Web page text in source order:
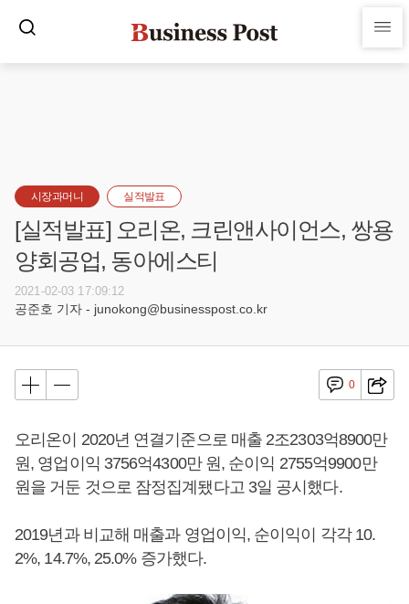
시장과머니 실적발표
[실적발표] 오리온, 크린앤사이언스, 쌍용
양회공업, 동아에스티
2021-02-03 17:09:12
공준호 기자 - junokong@businesspost.co.kr
0
오리온이 2020년 연결기준으로 매출 2조2303억8900만
원, 영업이익 3756억4300만 원, 순이익 2755억9900만
원을 거둔 것으로 잠정집계됐다고 3일 공시했다.
2019년과 비교해 매출과 영업이익, 순이익이 각각 10.
2%, 14.7%, 25.0% 증가했다.